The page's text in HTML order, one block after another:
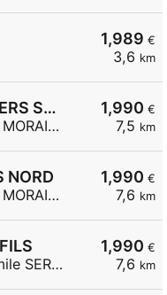
1,989 €
3,6 km
1,990 €
7,5 km
RELAIS DE MORAINVILLIERS SUD
AUTOROUTE A13 - AIRE DE MORAINVILLIERS SUD
1,990 €
7,6 km
NORD
AUTOROUTE A13 - AIRE DE MORAINVILLIERS NORD
1,990 €
7,6 km
30 Avenue du Professeur Emile SERGENT